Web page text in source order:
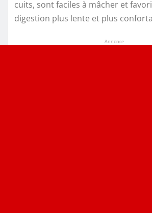
cuits, sont faciles à mâcher et
digestion plus lente et plus
Annonce